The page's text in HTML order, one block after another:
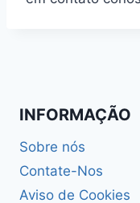
INFORMAÇÃO
Sobre nós
Contate-Nos
Aviso de Cookies